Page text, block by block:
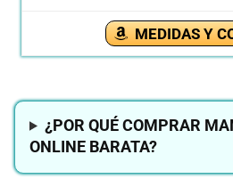
MEDIDAS Y
¿POR QUÉ COMPRAR
ONLINE BARATA?